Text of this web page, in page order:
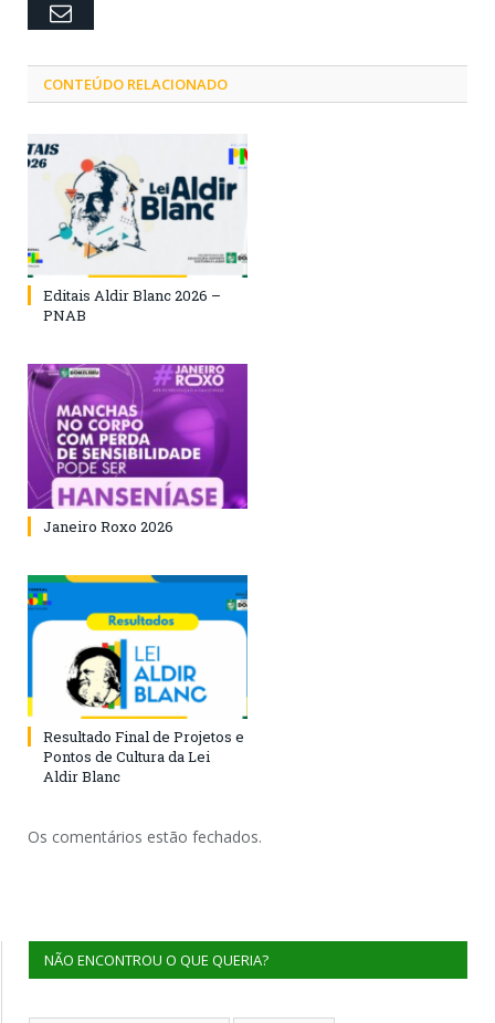
Email
CONTEÚDO RELACIONADO
Editais Aldir Blanc 2026 –
PNAB
Janeiro Roxo 2026
Resultado Final de Projetos e
Pontos de Cultura da Lei
Aldir Blanc
Os comentários estão fechados.
NÃO ENCONTROU O QUE QUERIA?